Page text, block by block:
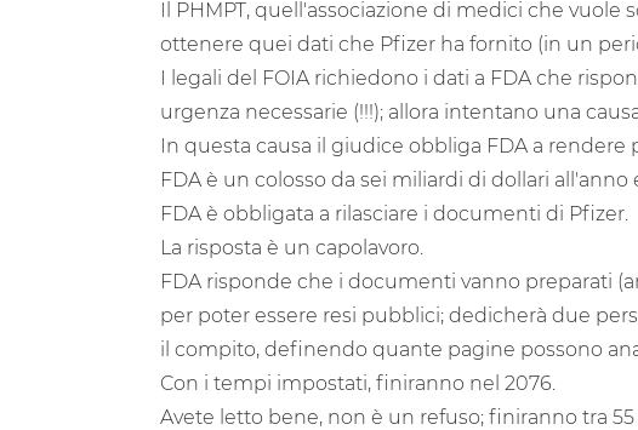
Il PHMPT, quell'associazione di medici che
ottenere quei dati che Pfizer ha fornito (in un
I legali del FOIA richiedono i dati a FDA che
urgenza necessarie (!!!); allora intentano una
In questa causa il giudice obbliga FDA a
FDA è un colosso da sei miliardi di dollari
FDA è obbligata a rilasciare i documenti di Pfizer.
La risposta è un capolavoro.
FDA risponde che i documenti vanno preparati
per poter essere resi pubblici; dedicherà due
il compito, definendo quante pagine possono
Con i tempi impostati, finiranno nel 2076.
Avete letto bene, non è un refuso; finiranno tra 55